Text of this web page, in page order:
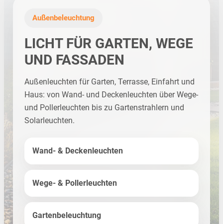
Außenbeleuchtung
LICHT FÜR GARTEN, WEGE
UND FASSADEN
Außenleuchten für Garten, Terrasse, Einfahrt und
Haus: von Wand- und Deckenleuchten über Wege-
und Pollerleuchten bis zu Gartenstrahlern und
Solarleuchten.
Wand- & Deckenleuchten
Wege- & Pollerleuchten
Gartenbeleuchtung